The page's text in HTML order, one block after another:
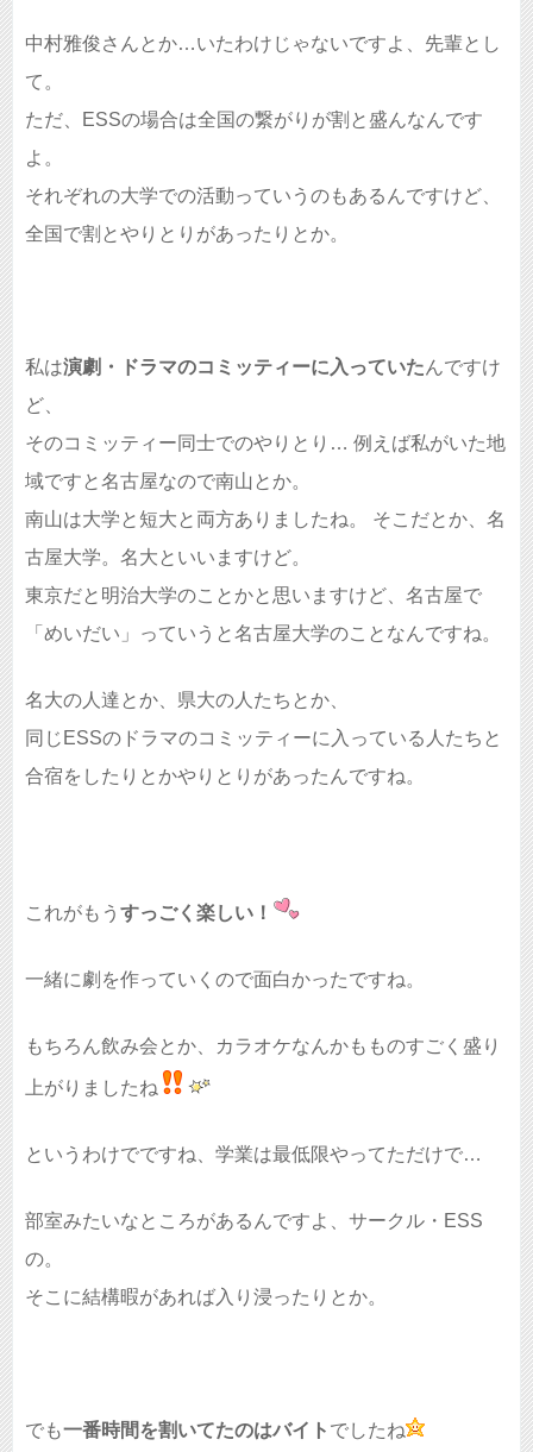
中村雅俊さんとか…いたわけじゃないですよ、先輩とし
て。
ただ、ESSの場合は全国の繋がりが割と盛んなんです
よ。
それぞれの大学での活動っていうのもあるんですけど、
全国で割とやりとりがあったりとか。
私は演劇・ドラマのコミッティーに入っていたんですけ
ど、
そのコミッティー同士でのやりとり… 例えば私がいた地
域ですと名古屋なので南山とか。
南山は大学と短大と両方ありましたね。 そこだとか、名
古屋大学。名大といいますけど。
東京だと明治大学のことかと思いますけど、名古屋で
「めいだい」っていうと名古屋大学のことなんですね。
名大の人達とか、県大の人たちとか、
同じESSのドラマのコミッティーに入っている人たちと
合宿をしたりとかやりとりがあったんですね。
これがもう すっごく楽しい！
一緒に劇を作っていくので面白かったですね。
もちろん飲み会とか、カラオケなんかもものすごく盛り
上がりましたね
というわけでですね、学業は最低限やってただけで…
部室みたいなところがあるんですよ、サークル・ESS
の。
そこに結構暇があれば入り浸ったりとか。
でも一番時間を割いてたのはバイト でしたね